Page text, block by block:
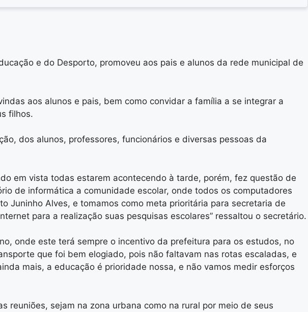
e do Desporto, promoveu aos pais e alunos da rede municipal de
aos alunos e pais, bem como convidar a família a se integrar a
filhos.
dos alunos, professores, funcionários e diversas pessoas da
em vista todas estarem acontecendo à tarde, porém, fez questão de
de informática a comunidade escolar, onde todos os computadores
Juninho Alves, e tomamos como meta prioritária para secretaria de
para a realização suas pesquisas escolares” ressaltou o secretário.
onde este terá sempre o incentivo da prefeitura para os estudos, no
que foi bem elogiado, pois não faltavam nas rotas escaladas, e
mais, a educação é prioridade nossa, e não vamos medir esforços
reuniões, sejam na zona urbana como na rural por meio de seus